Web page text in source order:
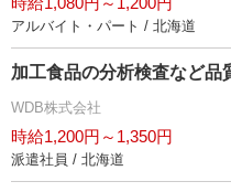
アルバイト・パート / 北海道
加工食品の分析検査など品
WDB株式会社
時給1,200円～1,350円
派遣社員 / 北海道